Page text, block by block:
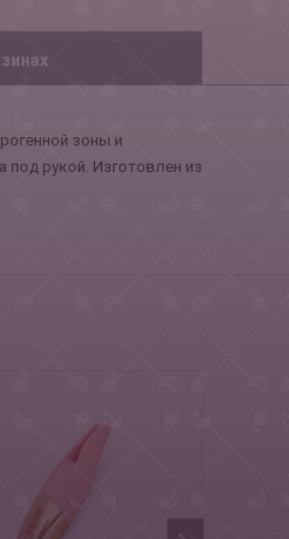
зоны и
под рукой. Изготовлен из